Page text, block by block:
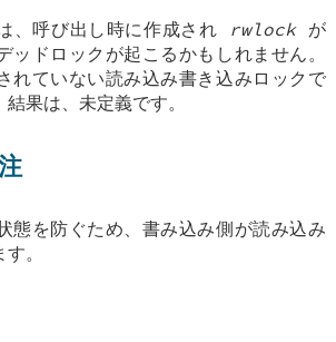
、呼び出し時に作成され rwlockが
ッドロックが起こるかもしれません。
れていない読み込み書き込みロックで
果は、未定義です。
態を防ぐため、書み込み側が読み込み
。